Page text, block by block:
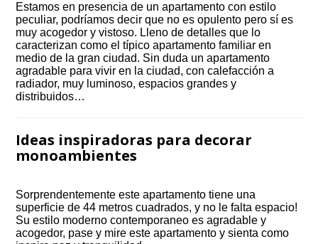
Estamos en presencia de un apartamento con estilo
peculiar, podríamos decir que no es opulento pero sí es
muy acogedor y vistoso. Lleno de detalles que lo
caracterizan como el típico apartamento familiar en
medio de la gran ciudad. Sin duda un apartamento
agradable para vivir en la ciudad, con calefacción a
radiador, muy luminoso, espacios grandes y
distribuidos…
Ideas inspiradoras para decorar
monoambientes
Sorprendentemente este apartamento tiene una
superficie de 44 metros cuadrados, y no le falta espacio!
Su estilo moderno contemporaneo es agradable y
acogedor, pase y mire este apartamento y sienta como